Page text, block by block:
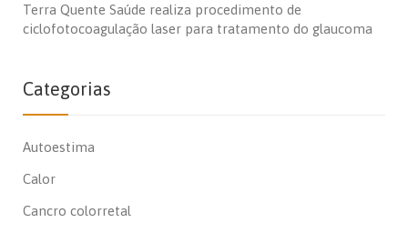
Terra Quente Saúde realiza procedimento de
ciclofotocoagulação laser para tratamento do glaucoma
Categorias
Autoestima
Calor
Cancro colorretal